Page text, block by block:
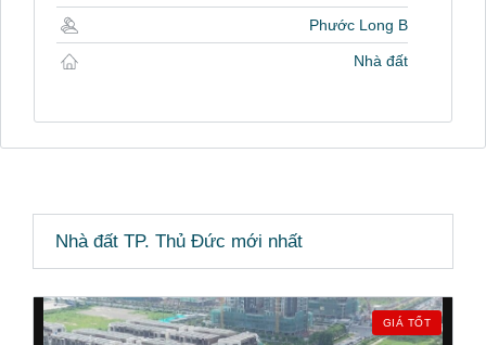
Phước Long B
Nhà đất
Nhà đất TP. Thủ Đức mới nhất
GIÁ TỐT